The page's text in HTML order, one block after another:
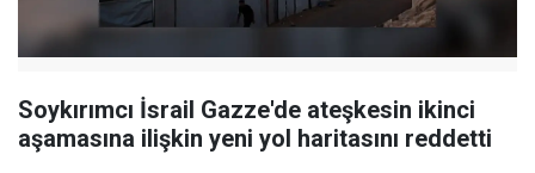
Soykırımcı İsrail Gazze'de ateşkesin ikinci
aşamasına ilişkin yeni yol haritasını reddetti